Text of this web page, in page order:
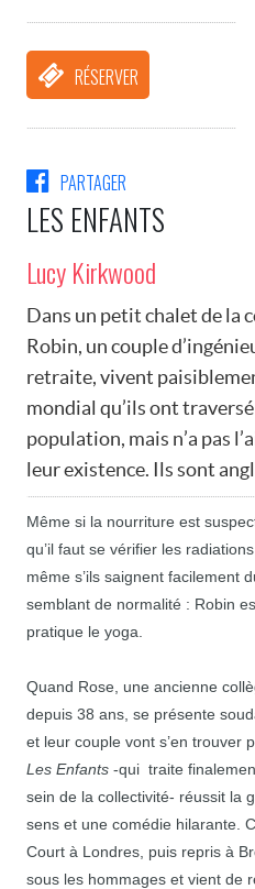
RÉSERVER
PARTAGER
LES ENFANTS
Lucy Kirkwood
Dans un petit chalet de la
Robin, un couple
retraite, vivent
mondial qu’ils ont
population, mais n’a pas
leur existence. Ils sont
Même si la nourriture est
qu’il faut se vérifier les
même s’ils saignent facilement
semblant de normalité : Robin
pratique le yoga.
Quand Rose, une ancienne
depuis 38 ans, se présente
et leur couple vont s’en trouver
Les Enfants -qui traite
sein de la collectivité- réussit la
sens et une comédie hilarante.
Court à Londres, puis repris à
sous les hommages et vient de